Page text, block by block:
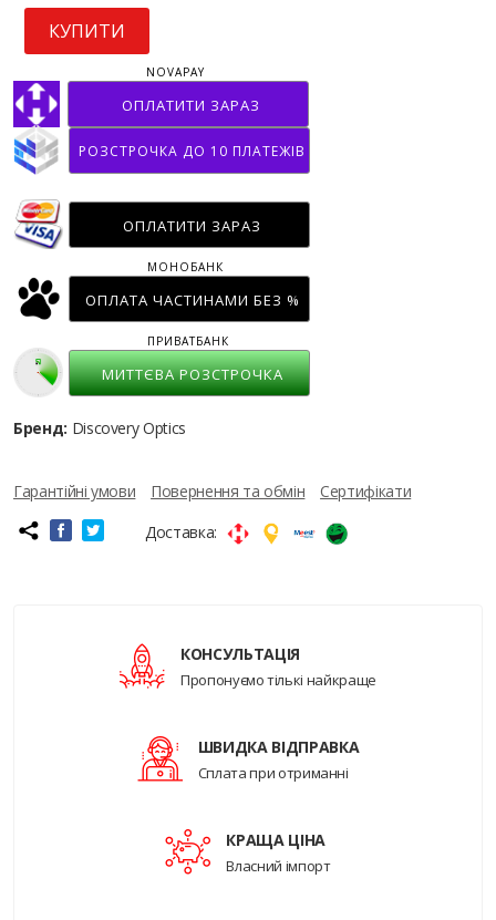
КУПИТИ
ОПЛАТИТИ ЗАРАЗ
NOVAPAY
РОЗСТРОЧКА ДО 10 ПЛАТЕЖІВ
ОПЛАТИТИ ЗАРАЗ
ОПЛАТА ЧАСТИНАМИ БЕЗ %
МОНОБАНК
МИТТЄВА РОЗСТРОЧКА
ПРИВАТБАНК
Бренд: Discovery Optics
Гарантійні умови Повернення та обмін
Сертифікати
Доставка:
КОНСУЛЬТАЦІЯ
Пропонуємо тількі найкраще
ШВИДКА ВІДПРАВКА
Сплата при отриманні
КРАЩА ЦІНА
Власний імпорт